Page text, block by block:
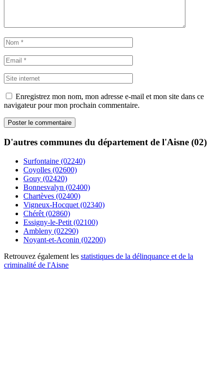
Enregistrez mon nom, mon adresse e-mail et mon site dans ce
navigateur pour mon prochain commentaire.
D'autres communes du département de l'Aisne (02)
Surfontaine (02240)
Coyolles (02600)
Gouy (02420)
Bonnesvalyn (02400)
Chartèves (02400)
Vigneux-Hocquet (02340)
Chérêt (02860)
Essigny-le-Petit (02100)
Ambleny (02290)
Noyant-et-Aconin (02200)
Retrouvez également les statistiques de la délinquance et de la
criminalité de l'Aisne